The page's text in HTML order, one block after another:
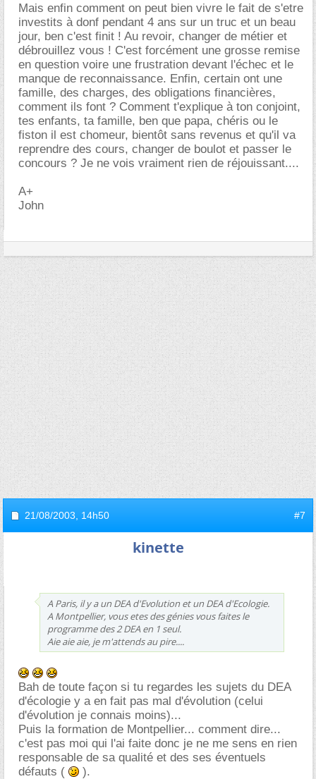
Mais enfin comment on peut bien vivre le fait de s'etre
investits à donf pendant 4 ans sur un truc et un beau
jour, ben c'est finit ! Au revoir, changer de métier et
débrouillez vous ! C'est forcément une grosse remise
en question voire une frustration devant l'échec et le
manque de reconnaissance. Enfin, certain ont une
famille, des charges, des obligations financières,
comment ils font ? Comment t'explique à ton conjoint,
tes enfants, ta famille, ben que papa, chéris ou le
fiston il est chomeur, bientôt sans revenus et qu'il va
reprendre des cours, changer de boulot et passer le
concours ? Je ne vois vraiment rien de réjouissant....
A+
John
21/08/2003, 14h50 #7
kinette
A Paris, il y a un DEA d'Evolution et un DEA d'Ecologie.
A Montpellier, vous etes des génies vous faites le
programme des 2 DEA en 1 seul.
Aie aie aie, je m'attends au pire....
Bah de toute façon si tu regardes les sujets du DEA
d'écologie y a en fait pas mal d'évolution (celui
d'évolution je connais moins)...
Puis la formation de Montpellier... comment dire...
c'est pas moi qui l'ai faite donc je ne me sens en rien
responsable de sa qualité et des ses éventuels
défauts (
).